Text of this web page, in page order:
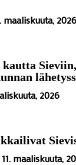
maaliskuuta, 2026
kautta
2026
11. maaliskuuta,